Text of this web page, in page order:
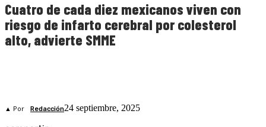
Cuatro de cada diez mexicanos viven con
riesgo de infarto cerebral por colesterol
alto, advierte SMME
▲ Por Redacción24 septiembre, 2025